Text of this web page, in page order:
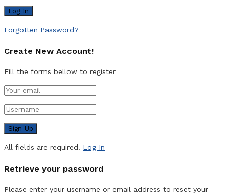
Forgotten Password?
Create New Account!
Fill the forms bellow to register
All fields are required. Log In
Retrieve your password
Please enter your username or email address to reset your